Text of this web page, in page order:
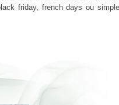
friday, french days ou